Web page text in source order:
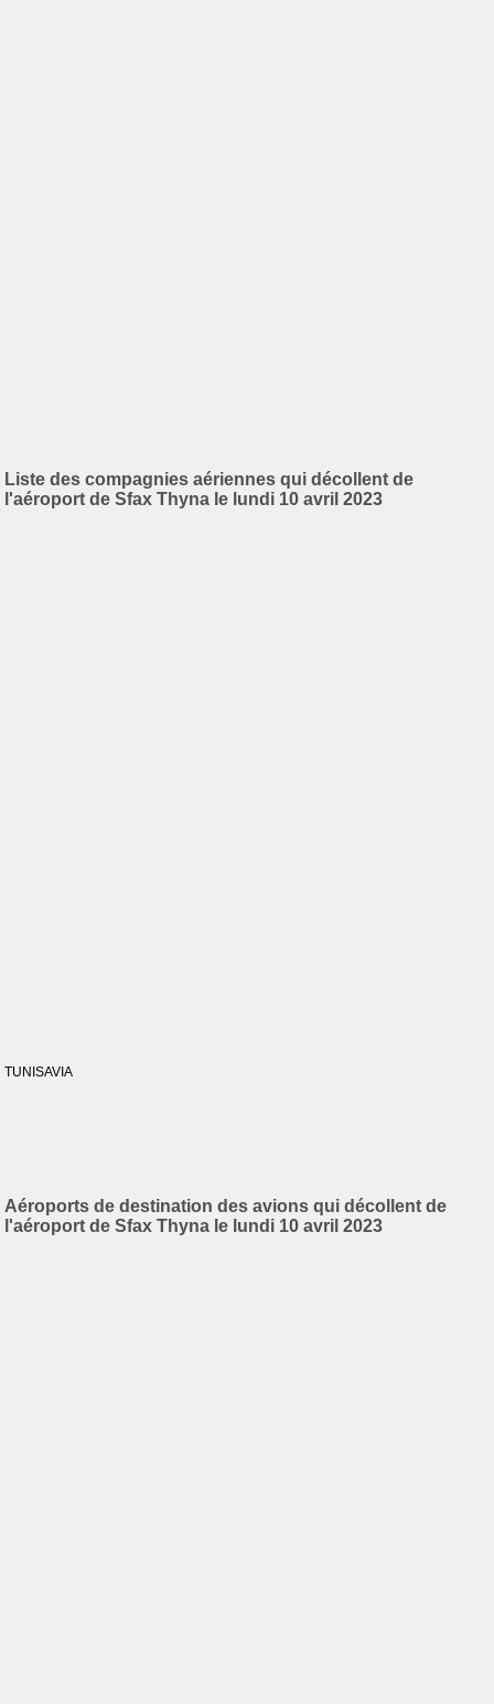
Liste des compagnies aériennes qui décollent de
l'aéroport de Sfax Thyna le lundi 10 avril 2023
TUNISAVIA
Aéroports de destination des avions qui décollent de
l'aéroport de Sfax Thyna le lundi 10 avril 2023